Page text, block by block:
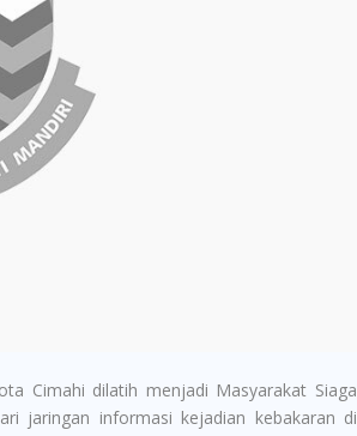
Cimahi dilatih menjadi Masyarakat Siaga
jaringan informasi kejadian kebakaran di